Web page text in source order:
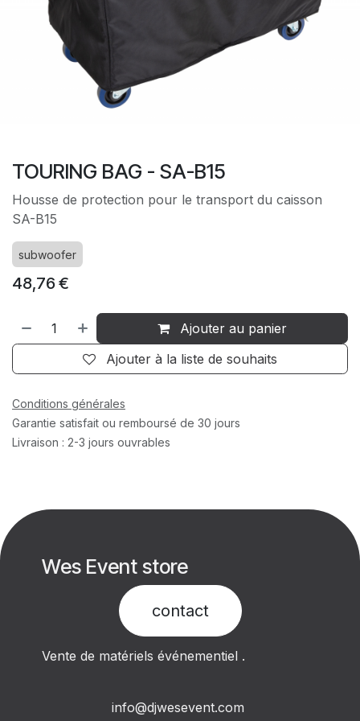
TOURING BAG - SA-B15
Housse de protection pour le transport du caisson
SA-B15
subwoofer
48,76 €
Ajouter au panier
Ajouter à la liste de souhaits
Conditions générales
Garantie satisfait ou remboursé de 30 jours
Livraison : 2-3 jours ouvrables
Wes Event store
contact​
Vente de matériels événementiel .
info@djwesevent.com